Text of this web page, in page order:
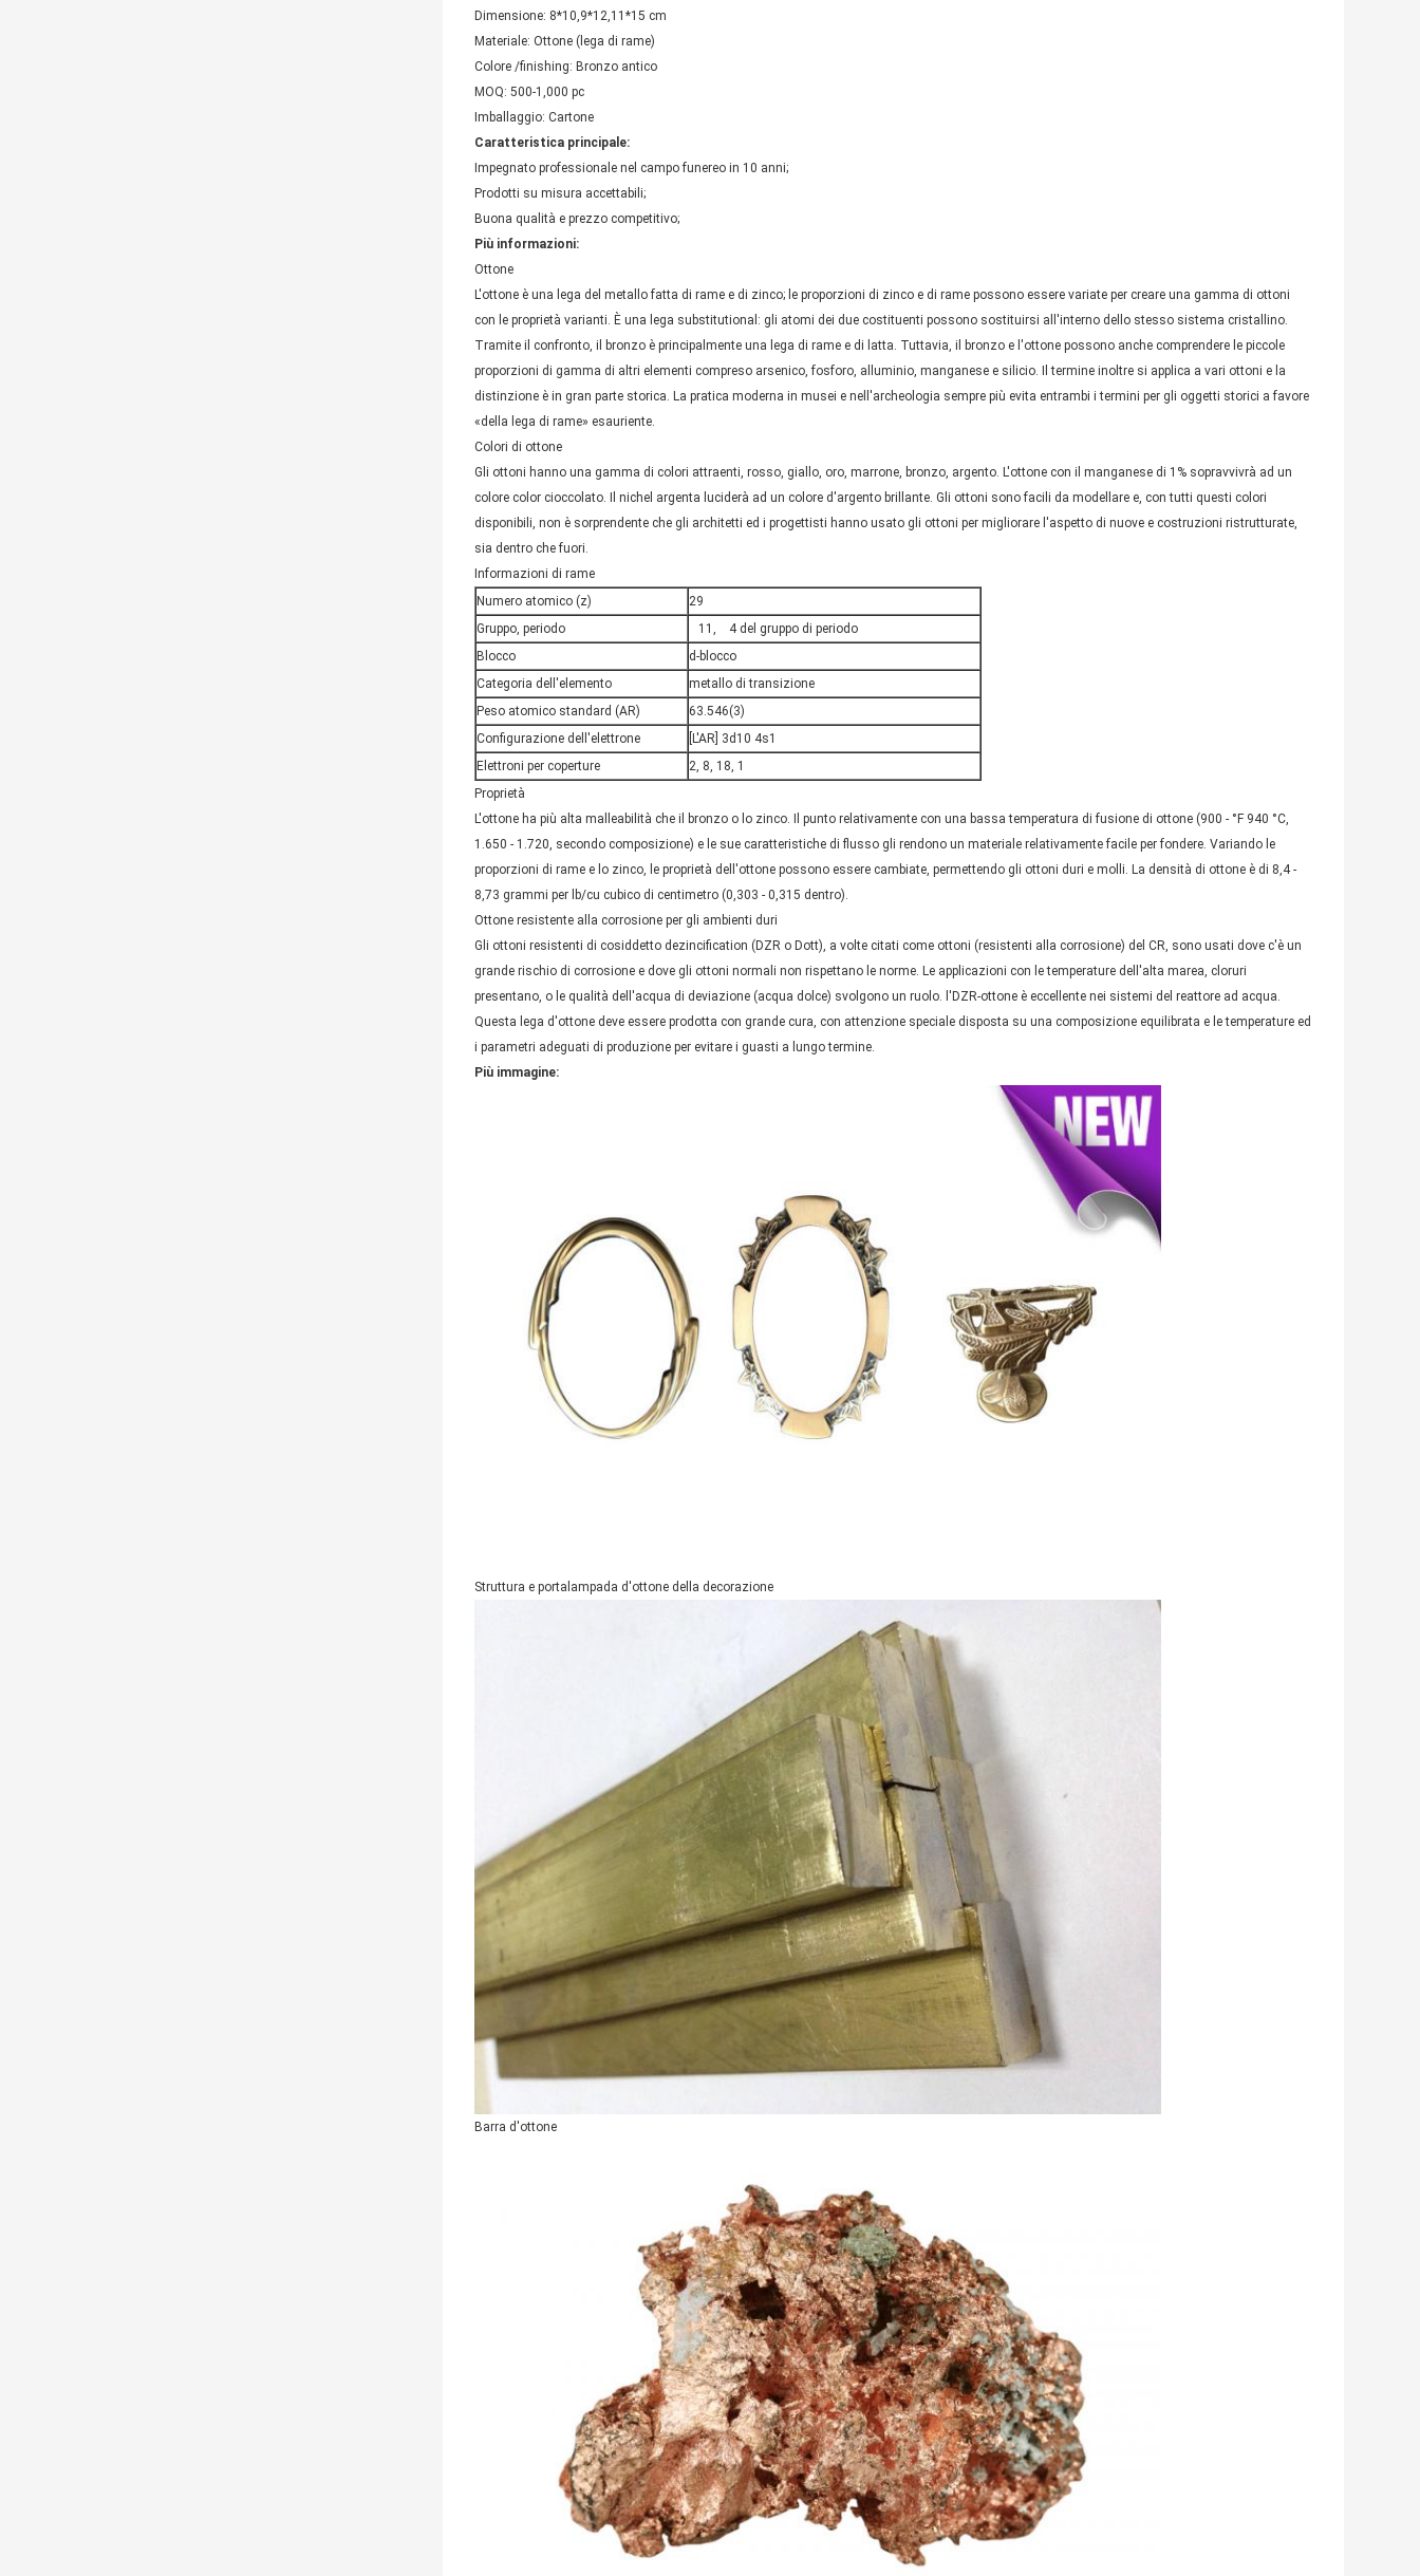
Dimensione: 8*10,9*12,11*15 cm
Materiale: Ottone (lega di rame)
Colore /finishing: Bronzo antico
MOQ: 500-1,000 pc
Imballaggio: Cartone
Caratteristica principale:
Impegnato professionale nel campo funereo in 10 anni;
Prodotti su misura accettabili;
Buona qualità e prezzo competitivo;
Più informazioni:
Ottone
L'ottone è una lega del metallo fatta di rame e di zinco; le proporzioni di zinco e di rame possono essere variate per creare una gamma di ottoni
con le proprietà varianti. È una lega substitutional: gli atomi dei due costituenti possono sostituirsi all'interno dello stesso sistema cristallino.
Tramite il confronto, il bronzo è principalmente una lega di rame e di latta. Tuttavia, il bronzo e l'ottone possono anche comprendere le piccole
proporzioni di gamma di altri elementi compreso arsenico, fosforo, alluminio, manganese e silicio. Il termine inoltre si applica a vari ottoni e la
distinzione è in gran parte storica. La pratica moderna in musei e nell'archeologia sempre più evita entrambi i termini per gli oggetti storici a favore
«della lega di rame» esauriente.
Colori di ottone
Gli ottoni hanno una gamma di colori attraenti, rosso, giallo, oro, marrone, bronzo, argento. L'ottone con il manganese di 1% sopravvivrà ad un
colore color cioccolato. Il nichel argenta luciderà ad un colore d'argento brillante. Gli ottoni sono facili da modellare e, con tutti questi colori
disponibili, non è sorprendente che gli architetti ed i progettisti hanno usato gli ottoni per migliorare l'aspetto di nuove e costruzioni ristrutturate,
sia dentro che fuori.
Informazioni di rame
Numero atomico (z)
29
Gruppo, periodo 11 , 4 del gruppo di periodo
Blocco
d-blocco
Categoria dell'elemento
metallo di transizione
Peso atomico standard (AR)
63.546(3)
Configurazione dell'elettrone
L'AR ] 3d10 4s1
Elettroni per coperture
2, 8, 18, 1
Proprietà
L'ottone ha più alta malleabilità che il bronzo o lo zinco. Il punto relativamente con una bassa temperatura di fusione di ottone (900 - °F 940 °C,
1.650 - 1.720, secondo composizione) e le sue caratteristiche di flusso gli rendono un materiale relativamente facile per fondere. Variando le
proporzioni di rame e lo zinco, le proprietà dell'ottone possono essere cambiate, permettendo gli ottoni duri e molli. La densità di ottone è di 8,4 -
8,73 grammi per lb/cu cubico di centimetro (0,303 - 0,315 dentro).
Ottone resistente alla corrosione per gli ambienti duri
Gli ottoni resistenti di cosiddetto dezincification (DZR o Dott), a volte citati come ottoni (resistenti alla corrosione) del CR, sono usati dove c'è un
grande rischio di corrosione e dove gli ottoni normali non rispettano le norme. Le applicazioni con le temperature dell'alta marea, cloruri
presentano, o le qualità dell'acqua di deviazione (acqua dolce) svolgono un ruolo. l'DZR-ottone è eccellente nei sistemi del reattore ad acqua.
Questa lega d'ottone deve essere prodotta con grande cura, con attenzione speciale disposta su una composizione equilibrata e le temperature ed
i parametri adeguati di produzione per evitare i guasti a lungo termine.
Più immagine:
Struttura e portalampada d'ottone della decorazione
Barra d'ottone